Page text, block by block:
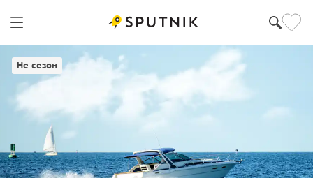
Не сезон
Санкт-Петербург